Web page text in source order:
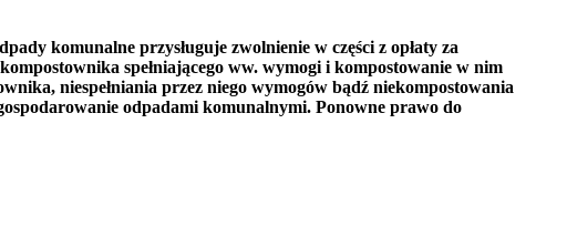
komunalne przysługuje zwolnienie w części z opłaty za
spełniającego ww. wymogi i kompostowanie w nim
niespełniania przez niego wymogów bądź niekompostowania
odpadami komunalnymi. Ponowne prawo do